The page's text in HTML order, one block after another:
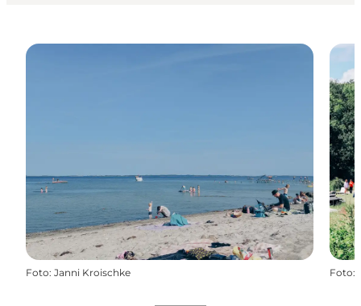
Foto: Janni Kroischke Foto: